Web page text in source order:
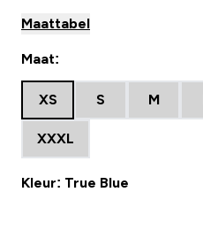
Maattabel
Maat:
XS S M
XXXL
Kleur: True Blue